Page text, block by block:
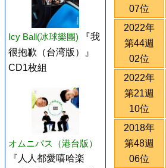
Icy Ball(冰球樂團)
『我
很抱歉（台湾版）』
CD1枚組
オムニバス（港台版）
『人人都愛嘻哈楽
07位
2022年
第44週
02位
2022年
第21週
10位
2018年
第48週
06位